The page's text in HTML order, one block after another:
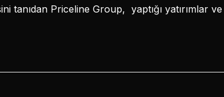
tanıdan Priceline Group, yaptığı yatırımlar